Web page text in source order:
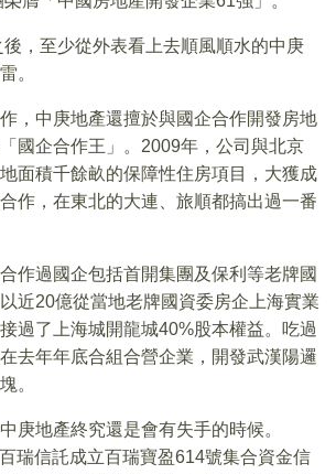
，至少從外表看上去順風順水的中庚
。
，中庚地產還擅於與國企合作開發房地
國企合作王」。2009年，公司與北京
面積千餘畝的保障性住房項目，大獲成
作，在東北的大連、旅順都搞出過一番
作過國企包括首開集團及保利等老牌國
近20億從當地老牌國資委房企上海實業
過了上海城開龍城40%股本權益。吃過
去年年底合組合營企業，開發武漢陽邏
。
庚地產終究還是會有失手的時候。
瑞信託成立百瑞寶盈614號集合資金信